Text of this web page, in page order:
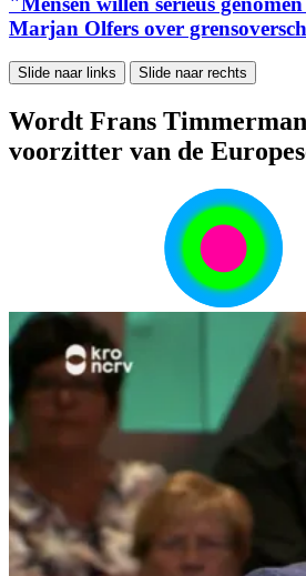
Marjan Olfers over
Slide naar links Slide naar rechts
Wordt Frans
voorzitter van de